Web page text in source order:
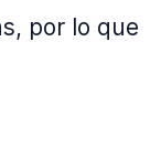
por lo que